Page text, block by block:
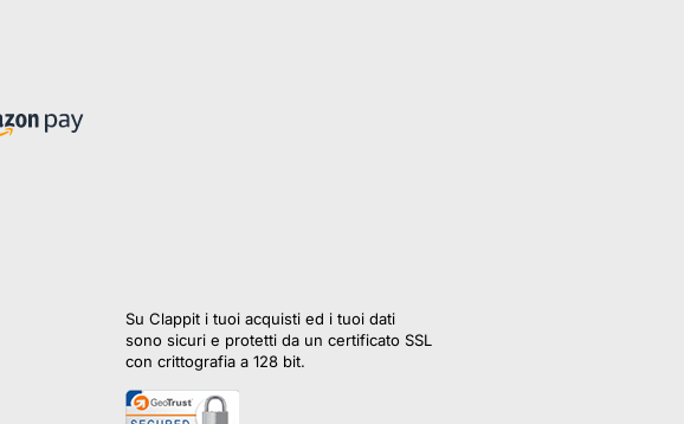
Su Clappit i tuoi acquisti ed i tuoi dati
sono sicuri e protetti da un certificato SSL
con crittografia a 128 bit.